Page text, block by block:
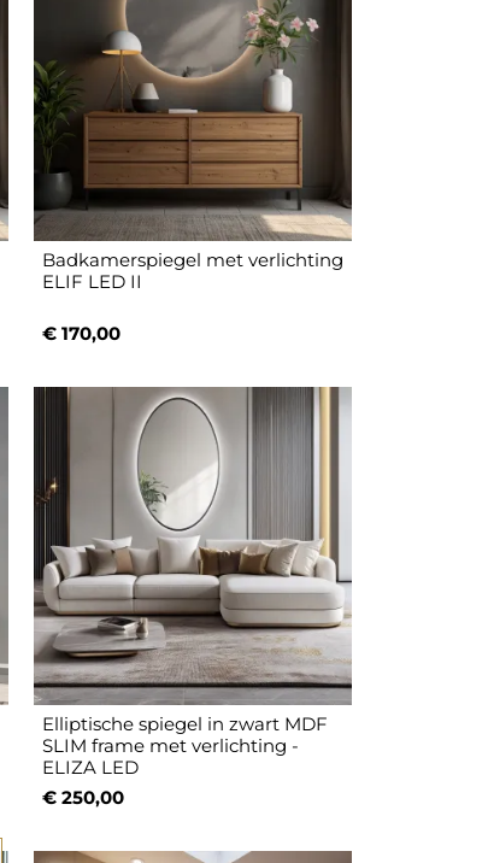
Badkamerspiegel met verlichting
ELIF LED II
€ 170,00
Elliptische spiegel in zwart MDF
SLIM frame met verlichting -
ELIZA LED
€ 250,00